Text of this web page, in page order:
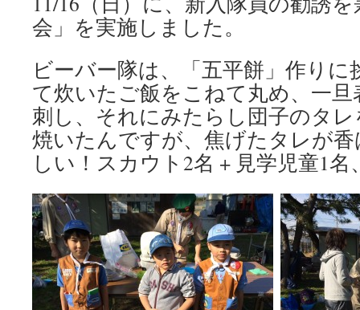
会」を実施しました。
ビーバー隊は、「五平餅」作り
て炊いたご飯をこねて丸め、一
刺し、それにみたらし団子のタ
焼いたんですが、焦げたタレが
しい！スカウト2名 + 見学児童1